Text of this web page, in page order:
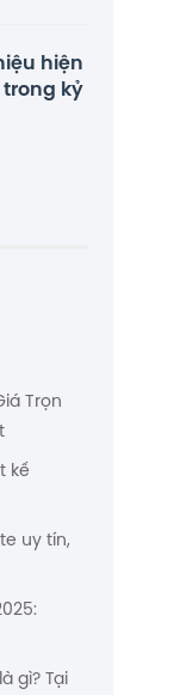
hiện
kỷ
Trọn
kế
uy tín,
gì? Tại